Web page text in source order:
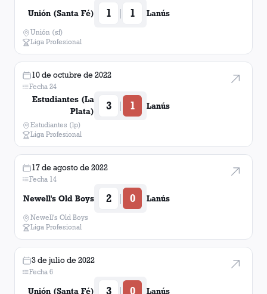
Unión (Santa Fé) 1 | 1 Lanús
Unión (sf)
Liga Profesional
10 de octubre de 2022
Fecha 24
Estudiantes (La
Plata)
3 | 1 Lanús
Estudiantes (lp)
Liga Profesional
17 de agosto de 2022
Fecha 14
Newell's Old Boys 2 | 0 Lanús
Newell's Old Boys
Liga Profesional
3 de julio de 2022
Fecha 6
Unión (Santa Fé) 3 | 0 Lanús